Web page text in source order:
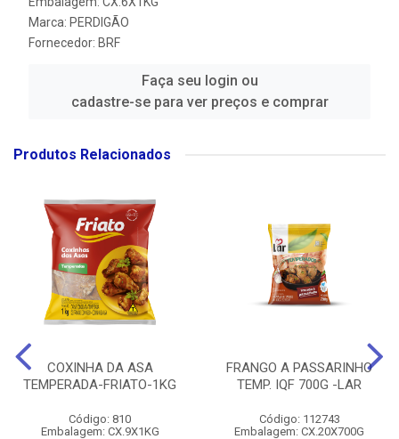
Marca: PERDIGÃO
Fornecedor: BRF
Faça seu login ou
cadastre-se para ver preços e comprar
Produtos Relacionados
COXINHA DA ASA
TEMPERADA-FRIATO-1KG
Código: 810
Embalagem: CX.9X1KG
FRANGO A PASSARINHO
TEMP. IQF 700G -LAR
Código: 112743
Embalagem: CX.20X700G